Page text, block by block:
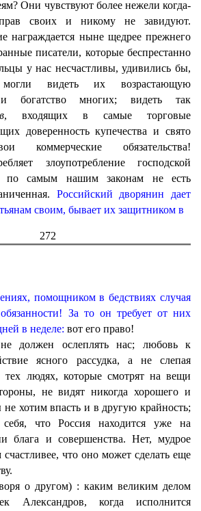
Они чувствуют более нежели когда-
своих и никому не завидуют.
награждается ныне щедрее прежнего
писатели, которые беспрестанно
у нас несчастливы, удивились бы,
видеть их возрастающую
богатство многих; видеть так
, входящих в самые торговые
доверенность купечества и свято
коммерческие обязательства!
злоупотребление господской
по самым нашим законам не есть
Российский дворянин дает
своим, бывает их защитником в
272
помощником в бедствиях случая
За то он требует от них
в неделе: вот его право!
должен ослеплять нас; любовь к
ясного рассудка, а не слепая
тех людях, которые смотрят на вещи
не видят никогда хорошего и
хотим впасть и в другую крайность;
что Россия находится уже на
блага и совершенства. Нет, мудрое
что оно может сделать еще
о другом) : каким великим делом
Александров, когда исполнится